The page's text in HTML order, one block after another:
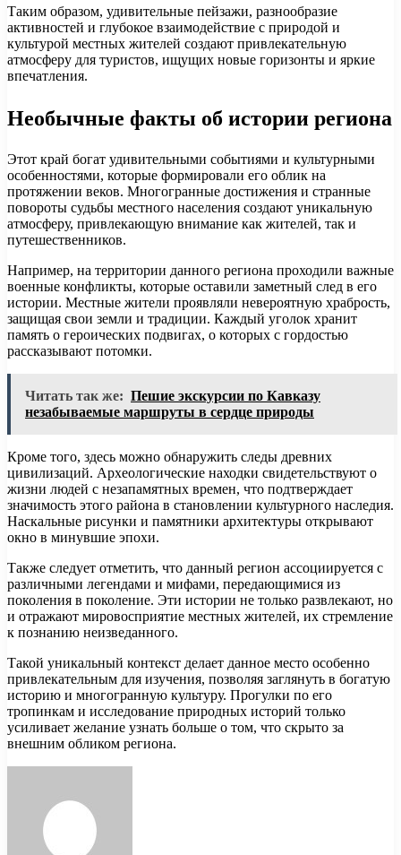
Таким образом, удивительные пейзажи, разнообразие
активностей и глубокое взаимодействие с природой и
культурой местных жителей создают привлекательную
атмосферу для туристов, ищущих новые горизонты и яркие
впечатления.
Необычные факты об истории региона
Этот край богат удивительными событиями и культурными
особенностями, которые формировали его облик на
протяжении веков. Многогранные достижения и странные
повороты судьбы местного населения создают уникальную
атмосферу, привлекающую внимание как жителей, так и
путешественников.
Например, на территории данного региона проходили важные
военные конфликты, которые оставили заметный след в его
истории. Местные жители проявляли невероятную храбрость,
защищая свои земли и традиции. Каждый уголок хранит
память о героических подвигах, о которых с гордостью
рассказывают потомки.
Читать так же: Пешие экскурсии по Кавказу
незабываемые маршруты в сердце природы
Кроме того, здесь можно обнаружить следы древних
цивилизаций. Археологические находки свидетельствуют о
жизни людей с незапамятных времен, что подтверждает
значимость этого района в становлении культурного наследия.
Наскальные рисунки и памятники архитектуры открывают
окно в минувшие эпохи.
Также следует отметить, что данный регион ассоциируется с
различными легендами и мифами, передающимися из
поколения в поколение. Эти истории не только развлекают, но
и отражают мировосприятие местных жителей, их стремление
к познанию неизведанного.
Такой уникальный контекст делает данное место особенно
привлекательным для изучения, позволяя заглянуть в богатую
историю и многогранную культуру. Прогулки по его
тропинкам и исследование природных историй только
усиливает желание узнать больше о том, что скрыто за
внешним обликом региона.